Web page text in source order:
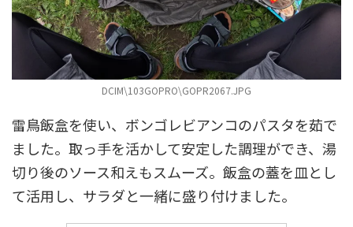
DCIM\103GOPRO\GOPR2067.JPG
雷鳥飯盒を使い、ボンゴレビアンコのパスタを茹で
ました。取っ手を活かして安定した調理ができ、湯
切り後のソース和えもスムーズ。飯盒の蓋を皿とし
て活用し、サラダと一緒に盛り付けました。